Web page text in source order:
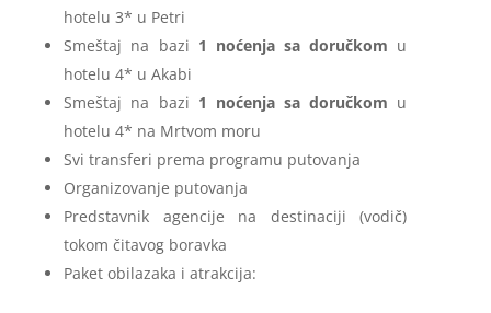
hotelu 3* u Petri
Smeštaj na bazi 1 noćenja sa doručkom u
hotelu 4* u Akabi
Smeštaj na bazi 1 noćenja sa doručkom u
hotelu 4* na Mrtvom moru
Svi transferi prema programu putovanja
Organizovanje putovanja
Predstavnik agencije na destinaciji (vodič)
tokom čitavog boravka
Paket obilazaka i atrakcija: